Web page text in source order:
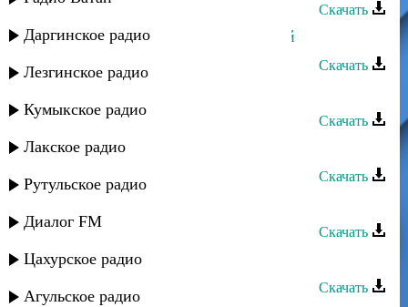
Даргинское радио
Лезгинское радио
Кумыкское радио
Лакское радио
Рутульское радио
Диалог FM
Цахурское радио
Агульское радио
Скачать
Шагалай Магомедова - Отчий край
Скачать
Скачать
Зоя Гудова - Отчий край
Скачать
Скачать
Джамал Абакаров - Мой край
Скачать